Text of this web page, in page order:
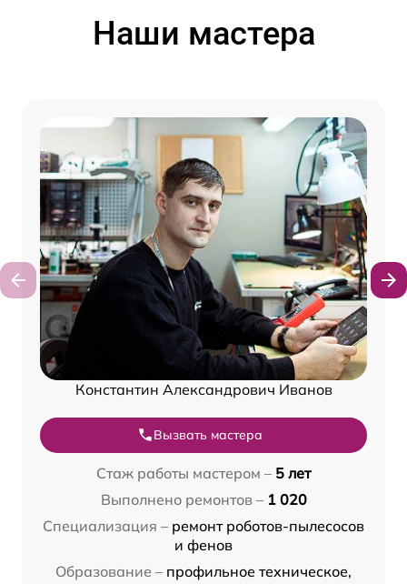
Наши мастера
Константин Александрович Иванов
Вызвать мастера
Стаж работы мастером – 5 лет
Выполнено ремонтов – 1 020
Специализация – ремонт роботов-пылесосов
и фенов
Образование – профильное техническое,